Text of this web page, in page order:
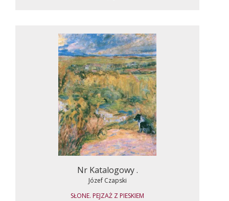
Nr Katalogowy .
Józef Czapski
SŁONE. PEJZAŻ Z PIESKIEM